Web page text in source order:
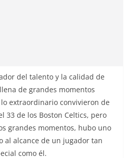
del talento y la calidad de
de grandes momentos
extraordinario convivieron de
33 de los Boston Celtics, pero
grandes momentos, hubo uno
al alcance de un jugador tan
como él.